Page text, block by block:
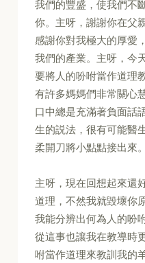
我們的豐盛，使我們不
你。主呀，謝謝你在父
感謝你對我極大的厚愛
我們的產業。主呀，今
要將人的吩咐當作道理
有許多媽媽們非常關心
口中總是充滿著負面話
生的説法，很有可能醫
柔開刀將小點點接出來。
主呀，現在回想起來還
道理，不然我就毀壞你
我能分辨出何為人的吩
從這事也讓我在教導時
咐當作道理來教訓我的